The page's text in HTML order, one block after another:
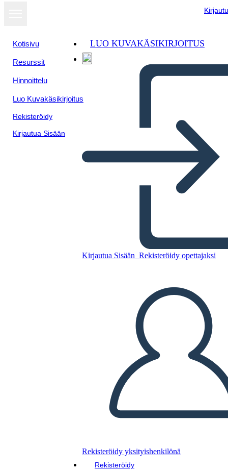
Kotisivu
Resurssit
Hinnoittelu
Luo Kuvakäsikirjoitus
Rekisteröidy
Kirjautua Sisään
LUO KUVAKÄSIKIRJOITUS
Kirjautua Sisään Rekisteröidy opettajaksi
Rekisteröidy yksityishenkilönä
Rekisteröidy
סיפורי קנטרברי - מפת תווים
Kopioi tämä kuvakäsikirjoitus
LUO KUVAKÄSIKIRJOITUS
TOISTA DIAESITYS
LUE MINULLE